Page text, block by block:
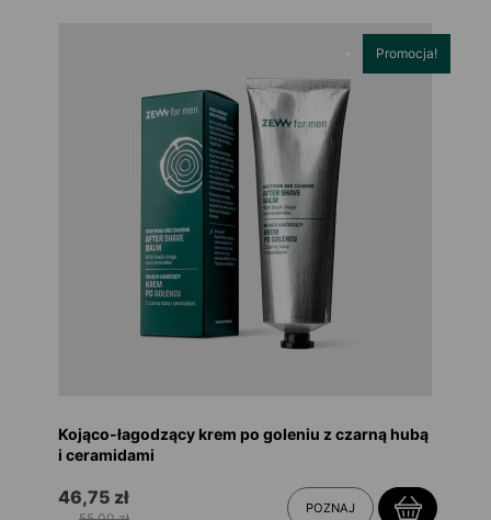
Kojąco-łagodzący krem po goleniu z czarną hubą
i ceramidami
46,75 zł POZNAJ
Promocja!